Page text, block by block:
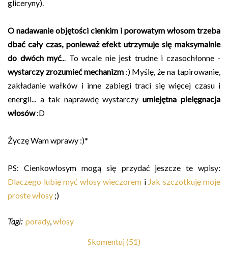
gliceryny).
O nadawanie objętości cienkim i porowatym włosom trzeba
dbać cały czas, ponieważ efekt utrzymuje się maksymalnie
do dwóch myć... To wcale nie jest trudne i czasochłonne -
wystarczy zrozumieć mechanizm:) Myślę, że na tapirowanie,
zakładanie wałków i inne zabiegi traci się więcej czasu i
energii... a tak naprawdę wystarczyumiejętna pielęgnacja
włosów:D
Życzę Wam wprawy :)*
PS: Cienkowłosym mogą się przydać jeszcze te wpisy:
Dlaczego lubię myć włosy wieczorem i Jak szczotkuję moje
proste włosy ;)
Tagi: porady, włosy
Skomentuj (51)